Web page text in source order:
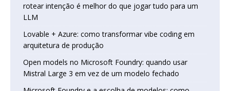
rotear intenção é melhor do que jogar tudo para um
LLM
Lovable + Azure: como transformar vibe coding em
arquitetura de produção
Open models no Microsoft Foundry: quando usar
Mistral Large 3 em vez de um modelo fechado